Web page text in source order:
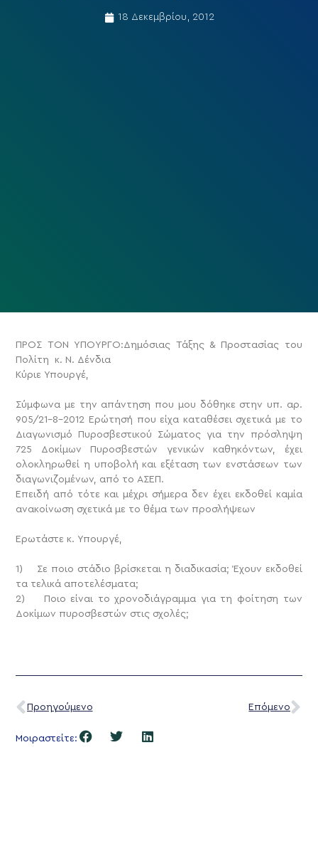
18 Δεκεμβρίου, 2012
ΠΡΟΣ ΤΟΝ ΥΠΟΥΡΓΟ:Δημόσιας Τάξης & Προστασίας του
Πολίτη κ. Ν. Δένδια
Κύριε Υπουργέ,
Σύμφωνα με την απάντηση που μου δόθηκε στην υπ. αρ.
905/21-8-2012 Ερώτησή που είχα καταθέσει σχετικά με το
Διαγωνισμό Πυροσβεστικού Σώματος για την πρόσληψη
725 Δοκίμων Πυροσβεστών γενικών καθηκόντων, έχει
ολοκληρωθεί η υποβολή και εξέταση των ενστάσεων των
διαγωνιζομένων, από το ΑΣΕΠ.
Επειδή από τότε και μέχρι σήμερα δεν έχει εκδοθεί καμία
ανακοίνωση σχετικά με το θέμα των προσλήψεων
Ερωτάστε κ. Υπουργέ,
1) Σε ποιο στάδιο βρίσκεται η διαδικασία; Έχουν εκδοθεί
τα τελικά αποτελέσματα;
2) Ποιο είναι το χρονοδιάγραμμα για τη φοίτηση των
Δοκίμων πυροσβεστών στις σχολές;
Προηγούμενο Επόμενο
Μοιραστείτε: